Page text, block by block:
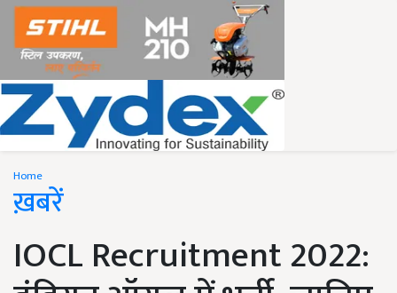
Home
ख़बरें
IOCL Recruitment 2022: